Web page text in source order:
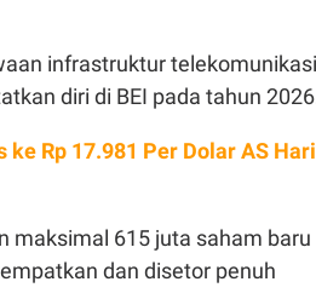
infrastruktur telekomunikasi
diri di BEI pada tahun
Rp 17.981 Per Dolar AS Hari
maksimal 615 juta saham baru
dan disetor penuh